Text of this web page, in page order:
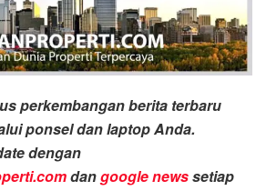
perkembangan berita terbaru
ponsel dan laptop Anda.
dengan
dangoogle newssetiap